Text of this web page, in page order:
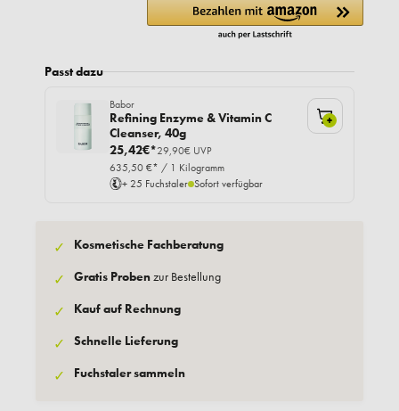
Passt dazu
Babor
Refining Enzyme & Vitamin C
Cleanser, 40g
25,42€*29,90€ UVP
635,50 €* / 1 Kilogramm
+ 25 Fuchstaler Sofort verfügbar
+
✓ Kosmetische Fachberatung
✓ Gratis Probenzur Bestellung
✓ Kauf auf Rechnung
✓ Schnelle Lieferung
✓ Fuchstaler sammeln